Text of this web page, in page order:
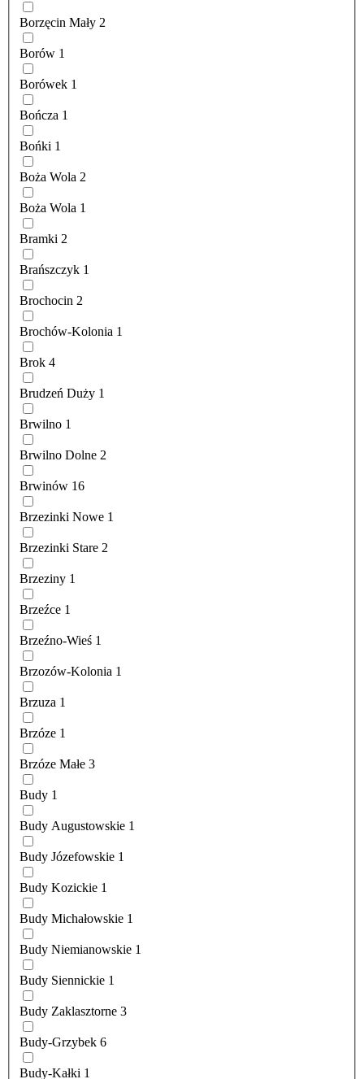
Borzęcin Mały 2
Borów 1
Borówek 1
Bończa 1
Bońki 1
Boża Wola 2
Boża Wola 1
Bramki 2
Brańszczyk 1
Brochocin 2
Brochów-Kolonia 1
Brok 4
Brudzeń Duży 1
Brwilno 1
Brwilno Dolne 2
Brwinów 16
Brzezinki Nowe 1
Brzezinki Stare 2
Brzeziny 1
Brzeźce 1
Brzeźno-Wieś 1
Brzozów-Kolonia 1
Brzuza 1
Brzóze 1
Brzóze Małe 3
Budy 1
Budy Augustowskie 1
Budy Józefowskie 1
Budy Kozickie 1
Budy Michałowskie 1
Budy Niemianowskie 1
Budy Siennickie 1
Budy Zaklasztorne 3
Budy-Grzybek 6
Budy-Kałki 1